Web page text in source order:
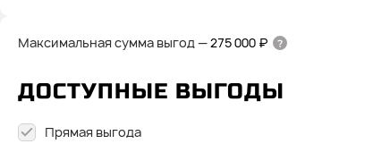
Максимальная сумма выгод—275 000 ₽
ДОСТУПНЫЕ ВЫГОДЫ
Прямая выгода